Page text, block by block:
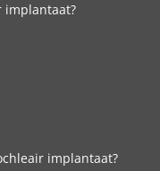
implantaat?
implantaat?